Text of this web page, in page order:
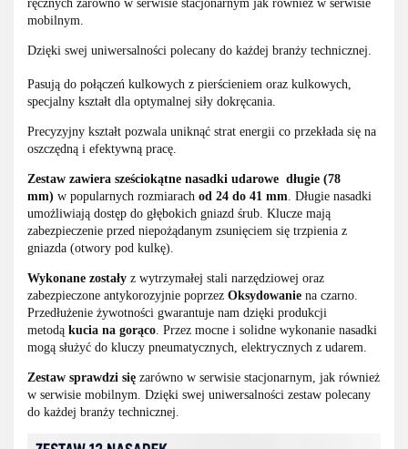
ręcznych zarówno w serwisie stacjonarnym jak również w serwisie
mobilnym.
Dzięki swej uniwersalności polecany do każdej branży technicznej.
Pasują do połączeń kulkowych z pierścieniem oraz kulkowych,
specjalny kształt dla optymalnej siły dokręcania.
Precyzyjny kształt pozwala uniknąć strat energii co przekłada się na
oszczędną i efektywną pracę.
Zestaw zawiera sześciokątne nasadki udarowe długie (78
mm) w popularnych rozmiarach od 24 do 41 mm . Długie nasadki
umożliwiają dostęp do głębokich gniazd śrub. Klucze mają
zabezpieczenie przed niepożądanym zsunięciem się trzpienia z
gniazda (otwory pod kulkę).
Wykonane zostały z wytrzymałej stali narzędziowej oraz
zabezpieczone antykorozyjnie poprzez Oksydowanie na czarno.
Przedłużenie żywotności gwarantuje nam dzięki produkcji
metodą kucia na gorąco . Przez mocne i solidne wykonanie nasadki
mogą służyć do kluczy pneumatycznych, elektrycznych z udarem.
Zestaw sprawdzi się zarówno w serwisie stacjonarnym, jak również
w serwisie mobilnym. Dzięki swej uniwersalności zestaw polecany
do każdej branży technicznej.